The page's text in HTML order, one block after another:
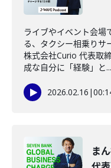
ライブやイベント会場
る、タクシー相乗りサ
株式会社Curio 代表取
成な自分に「経験」と...
2026.02.16 |
ま